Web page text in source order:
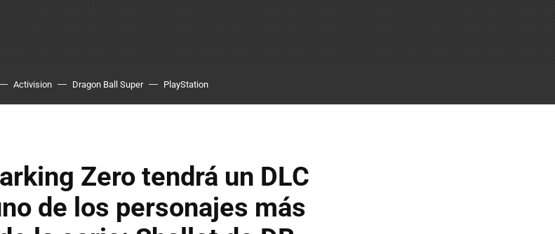
Activision Dragon Ball Super PlayStation
Zero tendrá un DLC
de los personajes más